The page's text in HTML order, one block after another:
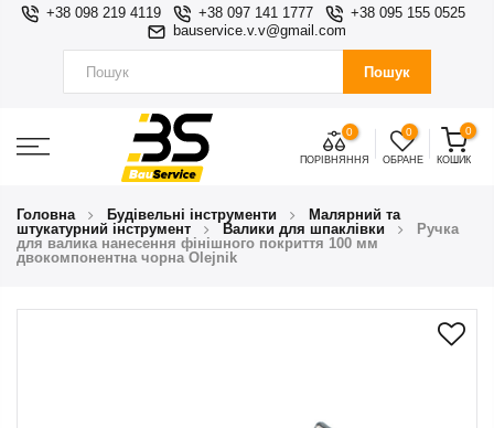
+38 098 219 4119 +38 097 141 1777
+38 095 155 0525
bauservice.v.v@gmail.com
Пошук
0
ПОРІВНЯННЯ
0
ОБРАНЕ
0
КОШИК
Головна Будівельні інструменти
Малярний та
штукатурний інструмент
Валики для шпаклівки
Ручка
для валика нанесення фінішного покриття 100 мм
двокомпонентна чорна Olejnik